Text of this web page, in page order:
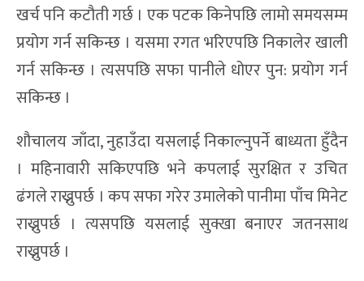
खर्च पनि कटौती गर्छ । एक पटक किनेपछि लामो समयसम्म
प्रयोग गर्न सकिन्छ । यसमा रगत भरिएपछि निकालेर खाली
गर्न सकिन्छ । त्यसपछि सफा पानीले धोएर पुन: प्रयोग गर्न
सकिन्छ ।
शौचालय जाँदा, नुहाउँदा यसलाई निकाल्नुपर्ने बाध्यता हुँदैन
। महिनावारी सकिएपछि भने कपलाई सुरक्षित र उचित
ढंगले राख्नुपर्छ । कप सफा गरेर उमालेको पानीमा पाँच मिनेट
राख्नुपर्छ । त्यसपछि यसलाई सुक्खा बनाएर जतनसाथ
राख्नुपर्छ ।